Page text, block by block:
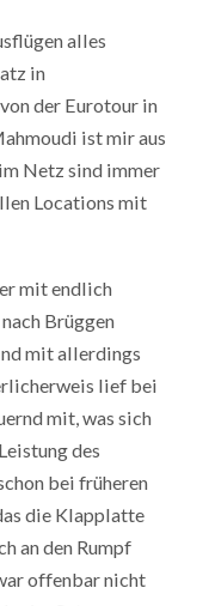
alles
in
der Eurotour in
ist mir aus
Netz sind immer
Locations mit
mit endlich
Brüggen
mit allerdings
lief bei
mit, was sich
des
bei früheren
die Klapplatte
an den Rumpf
offenbar nicht